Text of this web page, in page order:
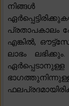
നിങ്ങൾ
പ്രതാപകാലം
എങ്കിൽ,
ലാഭം